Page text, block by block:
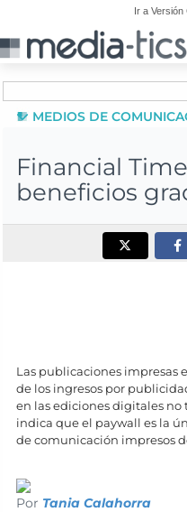
Ir a
MEDIOS DE
Financial
beneficios
Las publicaciones impresas
de los ingresos por
en las ediciones digitales no
indica que el paywall es la
de comunicación impresos
Por Tania Calahorra